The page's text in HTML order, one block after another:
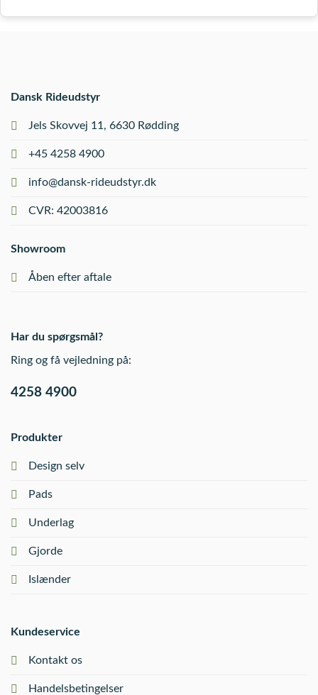
Dansk Rideudstyr
Jels Skovvej 11, 6630 Rødding
+45 4258 4900
info@dansk-rideudstyr.dk
CVR: 42003816
Showroom
Åben efter aftale
Produkter
Design selv
Pads
Underlag
Gjorde
Islænder
Kundeservice
Kontakt os
Handelsbetingelser
Har du spørgsmål?
Ring og få vejledning på:
4258 4900